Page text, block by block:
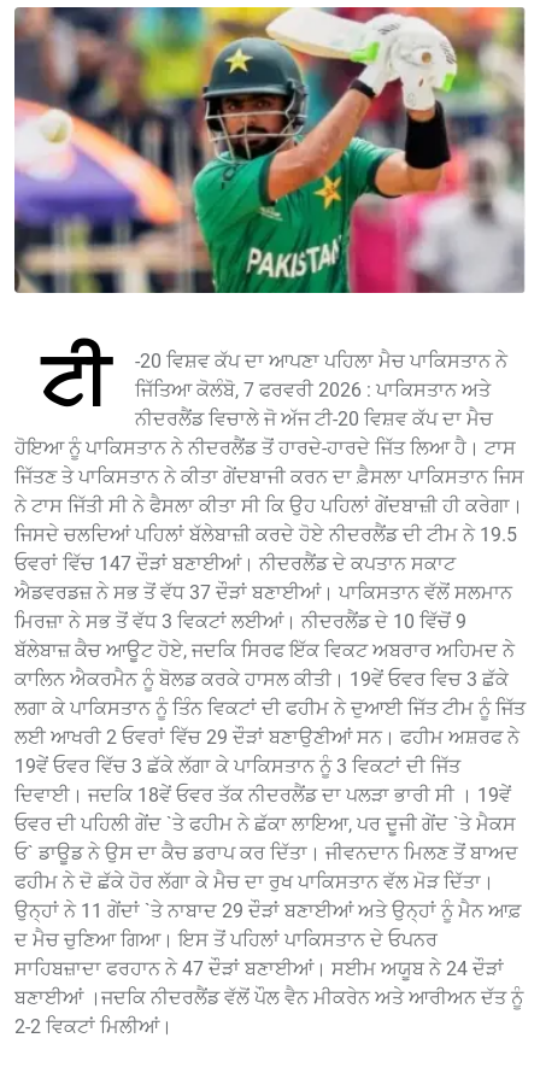
ਟੀ
-20 ਵਿਸ਼ਵ ਕੱਪ ਦਾ ਆਪਣਾ ਪਹਿਲਾ ਮੈਚ ਪਾਕਿਸਤਾਨ ਨੇ
ਜਿੱਤਿਆ ਕੋਲੰਬੋ, 7 ਫਰਵਰੀ 2026 : ਪਾਕਿਸਤਾਨ ਅਤੇ
ਨੀਦਰਲੈਂਡ ਵਿਚਾਲੇ ਜੋ ਅੱਜ ਟੀ-20 ਵਿਸ਼ਵ ਕੱਪ ਦਾ ਮੈਚ
ਹੋਇਆ ਨੂੰ ਪਾਕਿਸਤਾਨ ਨੇ ਨੀਦਰਲੈਂਡ ਤੋਂ ਹਾਰਦੇ-ਹਾਰਦੇ ਜਿੱਤ ਲਿਆ ਹੈ। ਟਾਸ
ਜਿੱਤਣ ਤੇ ਪਾਕਿਸਤਾਨ ਨੇ ਕੀਤਾ ਗੇਂਦਬਾਜੀ ਕਰਨ ਦਾ ਫ਼ੈਸਲਾ ਪਾਕਿਸਤਾਨ ਜਿਸ
ਨੇ ਟਾਸ ਜਿੱਤੀ ਸੀ ਨੇ ਫੈਸਲਾ ਕੀਤਾ ਸੀ ਕਿ ਉਹ ਪਹਿਲਾਂ ਗੇਂਦਬਾਜ਼ੀ ਹੀ ਕਰੇਗਾ।
ਜਿਸਦੇ ਚਲਦਿਆਂ ਪਹਿਲਾਂ ਬੱਲੇਬਾਜ਼ੀ ਕਰਦੇ ਹੋਏ ਨੀਦਰਲੈਂਡ ਦੀ ਟੀਮ ਨੇ 19.5
ਓਵਰਾਂ ਵਿੱਚ 147 ਦੌੜਾਂ ਬਣਾਈਆਂ। ਨੀਦਰਲੈਂਡ ਦੇ ਕਪਤਾਨ ਸਕਾਟ
ਐਡਵਰਡਜ਼ ਨੇ ਸਭ ਤੋਂ ਵੱਧ 37 ਦੌੜਾਂ ਬਣਾਈਆਂ। ਪਾਕਿਸਤਾਨ ਵੱਲੋਂ ਸਲਮਾਨ
ਮਿਰਜ਼ਾ ਨੇ ਸਭ ਤੋਂ ਵੱਧ 3 ਵਿਕਟਾਂ ਲਈਆਂ। ਨੀਦਰਲੈਂਡ ਦੇ 10 ਵਿੱਚੋਂ 9
ਬੱਲੇਬਾਜ਼ ਕੈਚ ਆਊਟ ਹੋਏ, ਜਦਕਿ ਸਿਰਫ ਇੱਕ ਵਿਕਟ ਅਬਰਾਰ ਅਹਿਮਦ ਨੇ
ਕਾਲਿਨ ਐਕਰਮੈਨ ਨੂੰ ਬੋਲਡ ਕਰਕੇ ਹਾਸਲ ਕੀਤੀ। 19ਵੇਂ ਓਵਰ ਵਿਚ 3 ਛੱਕੇ
ਲਗਾ ਕੇ ਪਾਕਿਸਤਾਨ ਨੂੰ ਤਿੰਨ ਵਿਕਟਾਂ ਦੀ ਫਹੀਮ ਨੇ ਦੁਆਈ ਜਿੱਤ ਟੀਮ ਨੂੰ ਜਿੱਤ
ਲਈ ਆਖਰੀ 2 ਓਵਰਾਂ ਵਿੱਚ 29 ਦੌੜਾਂ ਬਣਾਉਣੀਆਂ ਸਨ। ਫਹੀਮ ਅਸ਼ਰਫ ਨੇ
19ਵੇਂ ਓਵਰ ਵਿੱਚ 3 ਛੱਕੇ ਲੱਗਾ ਕੇ ਪਾਕਿਸਤਾਨ ਨੂੰ 3 ਵਿਕਟਾਂ ਦੀ ਜਿੱਤ
ਦਿਵਾਈ। ਜਦਕਿ 18ਵੇਂ ਓਵਰ ਤੱਕ ਨੀਦਰਲੈਂਡ ਦਾ ਪਲੜਾ ਭਾਰੀ ਸੀ । 19ਵੇਂ
ਓਵਰ ਦੀ ਪਹਿਲੀ ਗੇਂਦ `ਤੇ ਫਹੀਮ ਨੇ ਛੱਕਾ ਲਾਇਆ, ਪਰ ਦੂਜੀ ਗੇਂਦ `ਤੇ ਮੈਕਸ
ਓ` ਡਾਊਡ ਨੇ ਉਸ ਦਾ ਕੈਚ ਡਰਾਪ ਕਰ ਦਿੱਤਾ। ਜੀਵਨਦਾਨ ਮਿਲਣ ਤੋਂ ਬਾਅਦ
ਫਹੀਮ ਨੇ ਦੋ ਛੱਕੇ ਹੋਰ ਲੱਗਾ ਕੇ ਮੈਚ ਦਾ ਰੁਖ ਪਾਕਿਸਤਾਨ ਵੱਲ ਮੋੜ ਦਿੱਤਾ।
ਉਨ੍ਹਾਂ ਨੇ 11 ਗੇਂਦਾਂ `ਤੇ ਨਾਬਾਦ 29 ਦੌੜਾਂ ਬਣਾਈਆਂ ਅਤੇ ਉਨ੍ਹਾਂ ਨੂੰ ਮੈਨ ਆਫ਼
ਦ ਮੈਚ ਚੁਣਿਆ ਗਿਆ। ਇਸ ਤੋਂ ਪਹਿਲਾਂ ਪਾਕਿਸਤਾਨ ਦੇ ਓਪਨਰ
ਸਾਹਿਬਜ਼ਾਦਾ ਫਰਹਾਨ ਨੇ 47 ਦੌੜਾਂ ਬਣਾਈਆਂ। ਸਈਮ ਅਯੂਬ ਨੇ 24 ਦੌੜਾਂ
ਬਣਾਈਆਂ ।ਜਦਕਿ ਨੀਦਰਲੈਂਡ ਵੱਲੋਂ ਪੌਲ ਵੈਨ ਮੀਕਰੇਨ ਅਤੇ ਆਰੀਅਨ ਦੱਤ ਨੂੰ
2-2 ਵਿਕਟਾਂ ਮਿਲੀਆਂ।